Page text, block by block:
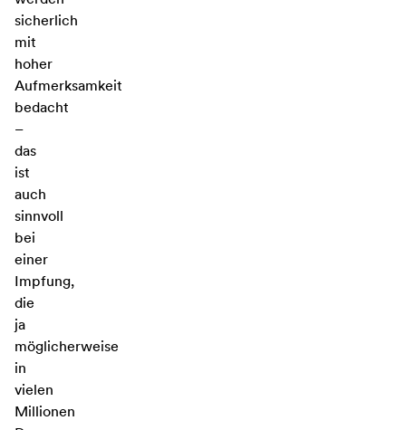
sicherlich
mit
hoher
Aufmerksamkeit
bedacht
–
das
ist
auch
sinnvoll
bei
einer
Impfung,
die
ja
möglicherweise
in
vielen
Millionen